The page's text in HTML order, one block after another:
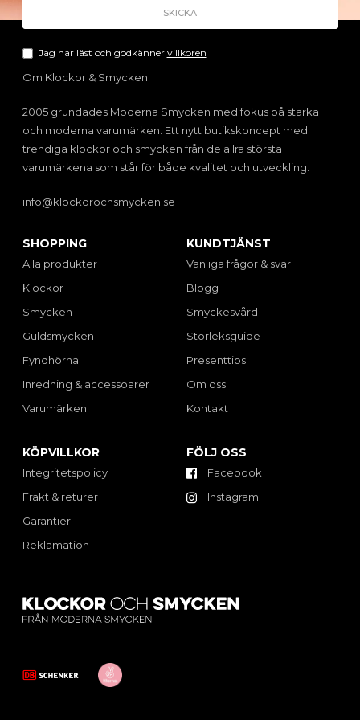
Jag har läst och godkänner villkoren
Om Klockor & Smycken
2005 grundades Moderna Smycken med fokus på starka
och moderna varumärken. Ett nytt butikskoncept med
trendiga klockor och smycken från de allra största
varumärkena som står för både kvalitet och utveckling.
info@klockorochsmycken.se
SHOPPING
Alla produkter
Klockor
Smycken
Guldsmycken
Fyndhörna
Inredning & accessoarer
Varumärken
KUNDTJÄNST
Vanliga frågor & svar
Blogg
Smyckesvård
Storleksguide
Presenttips
Om oss
Kontakt
KÖPVILLKOR
Integritetspolicy
Frakt & returer
Garantier
Reklamation
FÖLJ OSS
Facebook
Instagram